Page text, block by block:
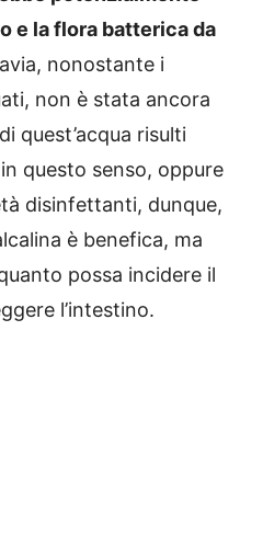
e la flora batterica da
nonostante i
non è stata ancora
quest’acqua risulti
questo senso, oppure
disinfettanti, dunque,
è benefica, ma
possa incidere il
l’intestino.